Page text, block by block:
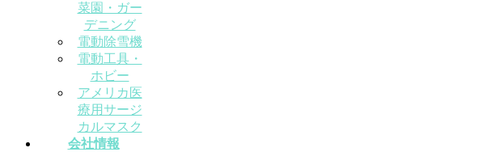
菜園・ガー
デニング
電動除雪機
電動工具・
ホビー
アメリカ医
療用サージ
カルマスク
会社情報